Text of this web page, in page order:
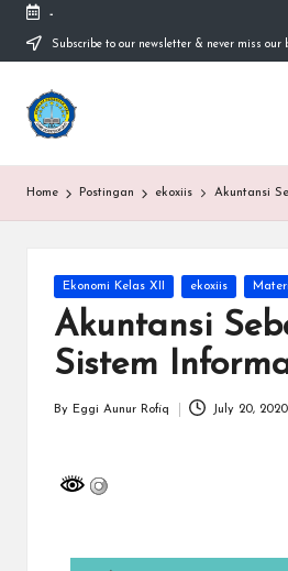
content
-
Subscribe to our newsletter & never miss our
S
M
A
S
Sekolah
Nasional
Ahlussunnah
Wal
Home Postingan ekoxiis Akuntansi
Posted
Ekonomi Kelas XII ekoxiis
Akuntansi
Sistem
Posted
By Eggi Aunur Rofiq July 20, 2020